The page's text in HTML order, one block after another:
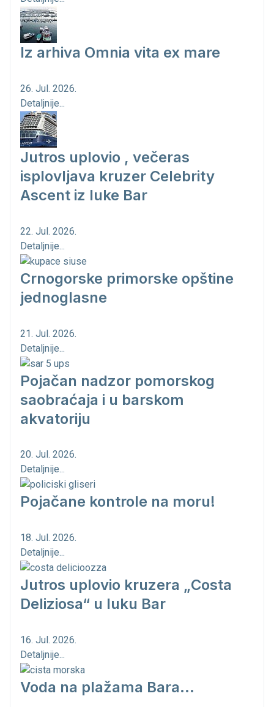
Iz arhiva Omnia vita ex mare
26. Jul. 2026.
Detaljnije...
Jutros uplovio , večeras
isplovljava kruzer Celebrity
Ascent iz luke Bar
22. Jul. 2026.
Detaljnije...
Crnogorske primorske opštine
jednoglasne
21. Jul. 2026.
Detaljnije...
Pojačan nadzor pomorskog
saobraćaja i u barskom
akvatoriju
20. Jul. 2026.
Detaljnije...
Pojačane kontrole na moru!
18. Jul. 2026.
Detaljnije...
Jutros uplovio kruzera „Costa
Deliziosa“ u luku Bar
16. Jul. 2026.
Detaljnije...
Voda na plažama Bara...